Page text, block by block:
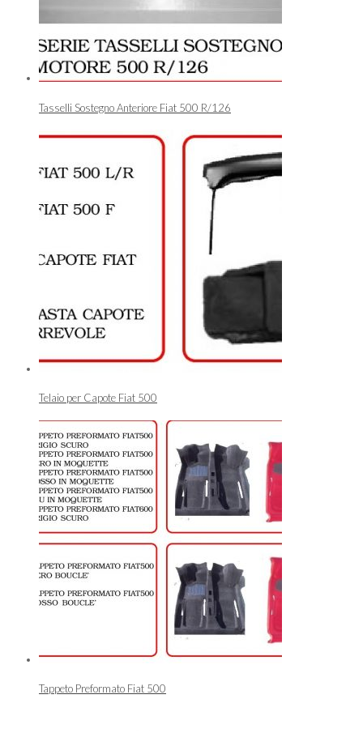
Tasselli Sostegno Anteriore Fiat 500 R/126
Telaio per Capote Fiat 500
Tappeto Preformato Fiat 500